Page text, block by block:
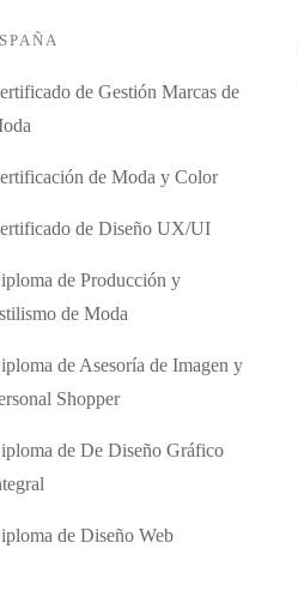
de Gestión Marcas de
de Moda y Color
de Diseño UX/UI
de Producción y
de Moda
de Asesoría de Imagen y
Shopper
de De Diseño Gráfico
de Diseño Web